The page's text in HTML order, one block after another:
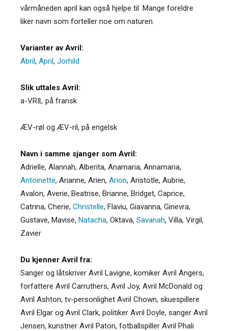
vårmåneden april kan også hjelpe til. Mange foreldre
liker navn som forteller noe om naturen.
Varianter av Avril:
Abril, April, Jorhild
Slik uttales Avril:
a-VRIL på fransk
ÆV-røl og ÆV-ril, på engelsk
Navn i samme sjanger som Avril:
Adrielle, Alannah, Alberita, Anamaria, Annamaria,
Antoinette, Arianne, Arien, Arion, Aristotle, Aubrie,
Avalon, Averie, Beatrise, Brianne, Bridget, Caprice,
Catrina, Cherie, Christelle, Flaviu, Giavanna, Ginevra,
Gustave, Mavise, Natacha, Oktava, Savanah, Villa, Virgil,
Zavier
Du kjenner Avril fra:
Sanger og låtskriver Avril Lavigne, komiker Avril Angers,
forfattere Avril Carruthers, Avril Joy, Avril McDonald og
Avril Ashton, tv-personlighet Avril Chown, skuespillere
Avril Elgar og Avril Clark, politiker Avril Doyle, sanger Avril
Jensen, kunstner Avril Paton, fotballspiller Avril Phali